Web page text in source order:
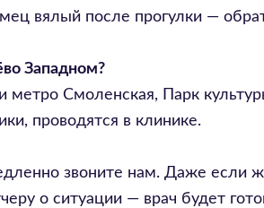
вялый после прогулки —
Западном?
метро Смоленская, Парк
проводятся в клинике.
звоните нам. Даже если
о ситуации — врач будет